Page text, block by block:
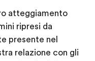
atteggiamento
ripresi da
presente nel
relazione con gli